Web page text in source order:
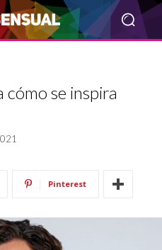
cómo se inspira
Pinterest